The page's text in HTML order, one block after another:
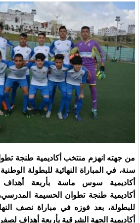
سنة، في المباراة النهائية للبطولة
أكاديمية سوس ماسة بأربعة
أكاديمية طنجة تطوان الحسيمة المدرسي،
للبطولة، بعد فوزه في مباراة نصف
أكاديمية الجهة الشرقية بأربعة أهداف